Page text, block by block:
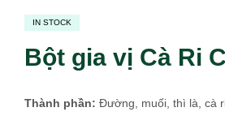
IN STOCK
Bột gia vị Cà Ri
Thành phần: Đường, muối, thì là, cà